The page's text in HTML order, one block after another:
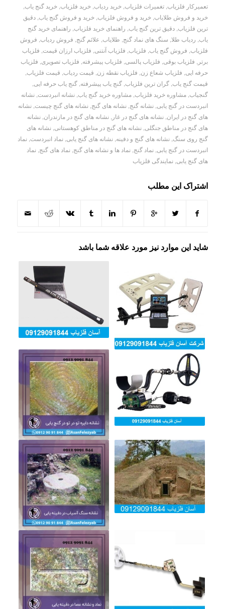
تعمیرکار فلزیاب, تغمیرات فلزیاب, خرید ردیاب, خرید فلزیاب, خرید گنج یاب,
خرید و فروش طلایاب, خرید و فروش فلزیاب, خرید و فروش گنج یاب, دقیق
ترین فلزیاب, دقیق ترین گنج یاب, راهنمای خرید فلزیاب, راهنمای خرید گنج
یاب, ردیاب طلا, سنگ های نماد گنج, طلایاب, علائم گنج, فروش ردیاب, فروش
فلزیاب, فروش گنج یاب, فلزیاب, فلزیاب آنتنی, فلزیاب ارزان قیمت, فلزیاب
برتر , فلزیاب بوقی, فلزیاب پالسی, فلزیاب پیشرفته, فلزیاب تصویری, فلزیاب
حرفه ایی, فلزیاب شعاع زن, فلزیاب نقطه زن, قیمت ردیاب, قیمت فلزیاب,
قیمت گنج یاب, گران ترین فلزیاب, گنج یاب پیشرفته, گنج یاب حرفه ایی,
گنجیاب, مشاوره خرید فلزیاب, مشاوره خرید گنج یاب, نشانه انبردست, نشانه
انبردست در گنج یابی, نشانه گنج, نشانه های گنج, نشانه های گنج چیست, نشانه
های گنج در ایران, نشانه های گنج در غار , نشانه های گنج در مازندران, نشانه
های گنج در مناطق جنگلی, نشانه های گنج در مناطق کوهستانی, نشانه های
گنج روی سنگ, نشانه های گنج و دفینه, نشانه های گنج یابی, نماد انبردست, نماد
انبردست در گنج یابی, نماد گنج, نماد ها و نشانه های گنج, نماد های گنج, نماد
های گنج یابی, نمایندگی فلزیاب
اشتراک این مطلب
شاید این موارد نیز مورد علاقه شما باشد